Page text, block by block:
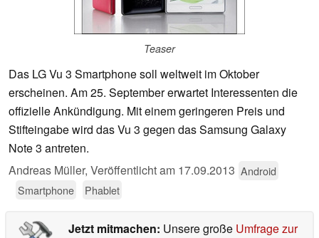
Teaser
Das LG Vu 3 Smartphone soll weltweit im Oktober
erscheinen. Am 25. September erwartet Interessenten die
offizielle Ankündigung. Mit einem geringeren Preis und
Stifteingabe wird das Vu 3 gegen das Samsung Galaxy
Note 3 antreten.
Andreas Müller, Veröffentlicht am 17.09.2013 Android
Smartphone
Phablet
Jetzt mitmachen: Unsere große Umfrage zur